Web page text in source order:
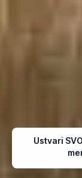
Ustvari